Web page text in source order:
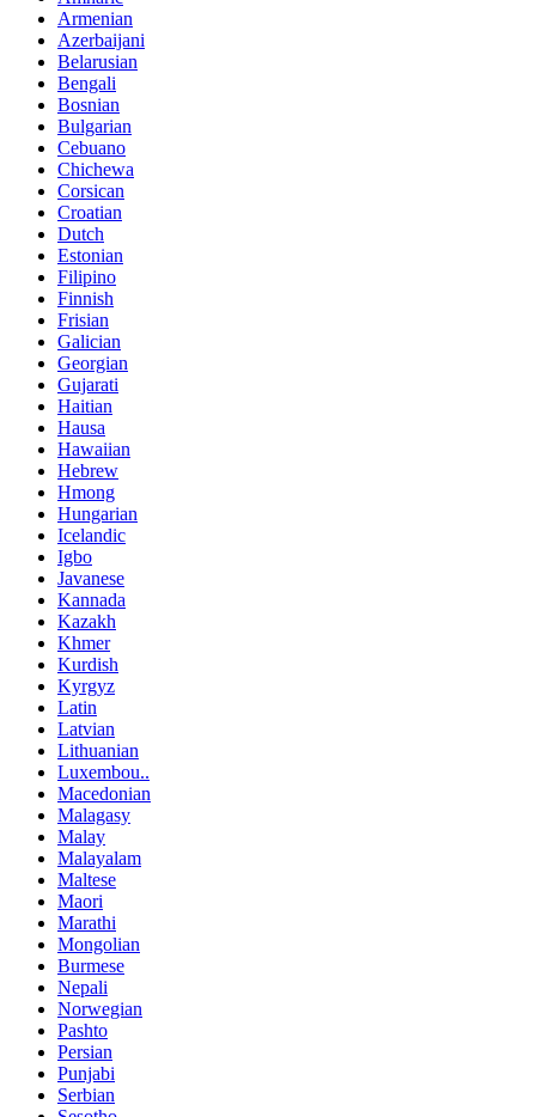
Armenian
Azerbaijani
Belarusian
Bengali
Bosnian
Bulgarian
Cebuano
Chichewa
Corsican
Croatian
Dutch
Estonian
Filipino
Finnish
Frisian
Galician
Georgian
Gujarati
Haitian
Hausa
Hawaiian
Hebrew
Hmong
Hungarian
Icelandic
Igbo
Javanese
Kannada
Kazakh
Khmer
Kurdish
Kyrgyz
Latin
Latvian
Lithuanian
Luxembou..
Macedonian
Malagasy
Malay
Malayalam
Maltese
Maori
Marathi
Mongolian
Burmese
Nepali
Norwegian
Pashto
Persian
Punjabi
Serbian